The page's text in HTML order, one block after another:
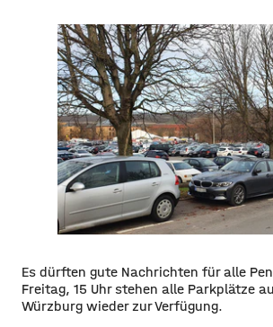
Es dürften gute Nachrichten für alle
Freitag, 15 Uhr stehen alle Parkplätze
Würzburg wieder zur Verfügung.